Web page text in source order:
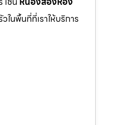
ในพื้นที่ที่เราให้บริการ